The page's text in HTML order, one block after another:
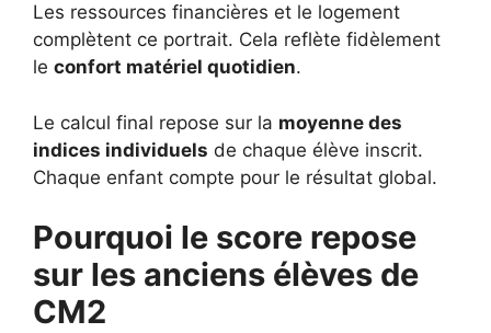
Les ressources financières et le logement
complètent ce portrait. Cela reflète fidèlement
le confort matériel quotidien.
Le calcul final repose sur la moyenne des
indices individuels de chaque élève inscrit.
Chaque enfant compte pour le résultat global.
Pourquoi le score repose
sur les anciens élèves de
CM2